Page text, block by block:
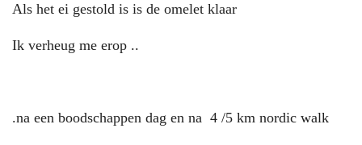
Als het ei gestold is is de omelet klaar
Ik verheug me erop ..
.na een boodschappen dag en na 4 /5 km nordic walk